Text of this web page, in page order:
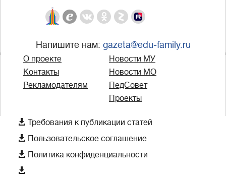
Напишите нам: gazeta@edu-family.ru
О проекте
Контакты
Рекламодателям
Новости МУ
Новости МО
ПедСовет
Проекты
 Требования к публикации статей
 Пользовательское соглашение
 Политика конфиденциальности
